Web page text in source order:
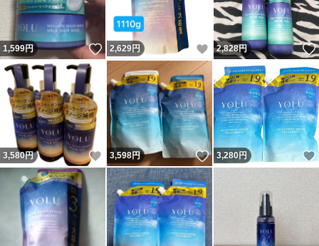
1,599円 いいね！
2,629円 いいね！
2,828円
3,580円 いいね！
3,598円 いいね！
3,280円